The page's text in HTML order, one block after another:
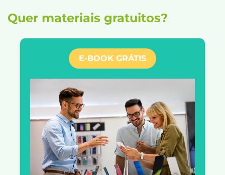
Quer materiais gratuitos?
E-BOOK GRÁTIS